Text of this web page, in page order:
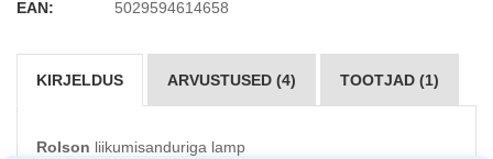
EAN:
5029594614658
KIRJELDUS ARVUSTUSED (4) TOOTJAD (1)
Rolson liikumisanduriga lamp